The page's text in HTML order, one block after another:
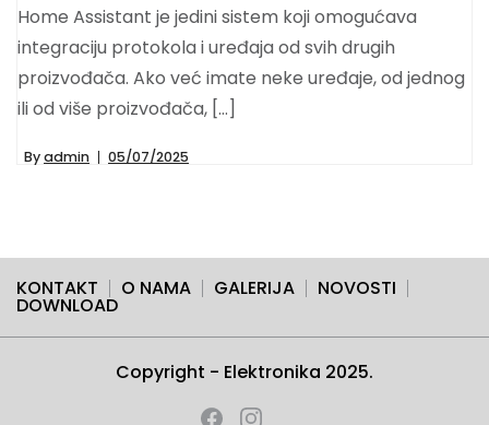
Home Assistant je jedini sistem koji omogućava
integraciju protokola i uređaja od svih drugih
proizvođača. Ako već imate neke uređaje, od jednog
ili od više proizvođača, […]
Byadmin 05/07/2025
KONTAKT O NAMA GALERIJA NOVOSTI
DOWNLOAD
Copyright - Elektronika 2025.